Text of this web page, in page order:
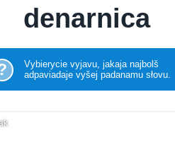
denarnica
Vybierycie vyjavu, jakaja najbolš
adpaviadaje vyšej padanamu słovu.